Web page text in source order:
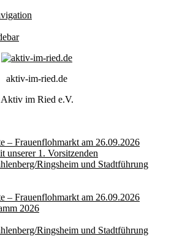
aktiv-im-ried.de
Aktiv im Ried e.V.
– Frauenflohmarkt am 26.09.2026
unserer 1. Vorsitzenden
Ringsheim und Stadtführung
– Frauenflohmarkt am 26.09.2026
2026
Ringsheim und Stadtführung